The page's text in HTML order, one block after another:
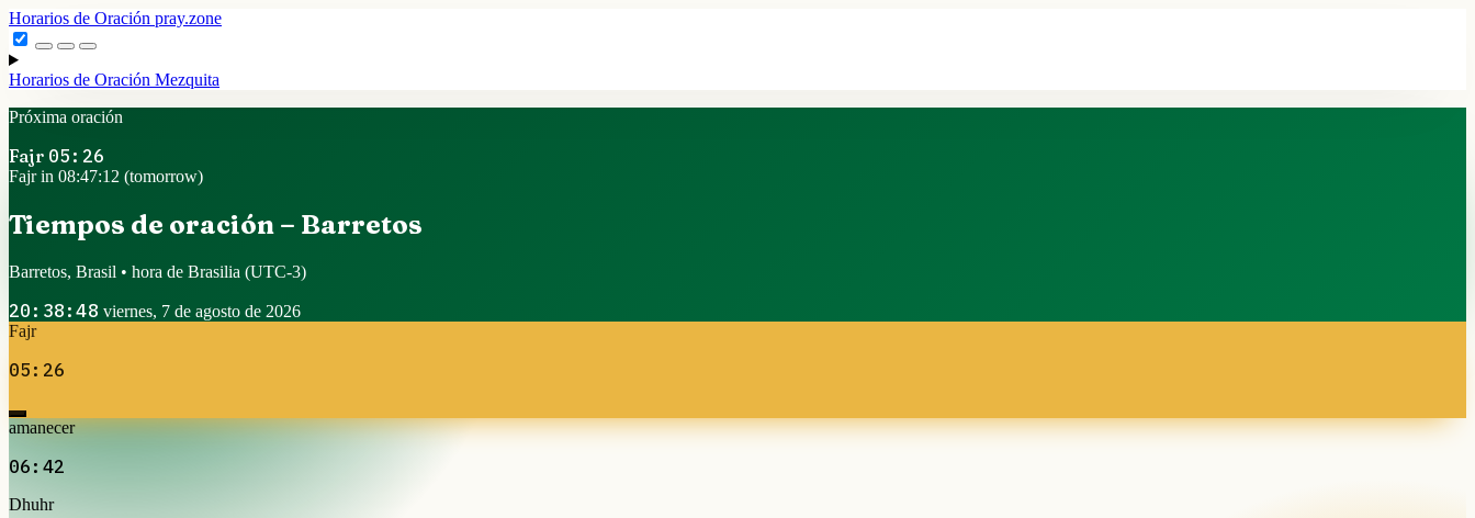
Horarios de Oración pray.zone
Horarios de Oración Mezquita
Próxima oración
Fajr 05:26
Fajr in 08:47:11 (tomorrow)
Tiempos de oración – Barretos
Barretos, Brasil • hora de Brasilia (UTC-3)
20:38:49 viernes, 7 de agosto de 2026
Fajr
05:26
amanecer
06:42
Dhuhr